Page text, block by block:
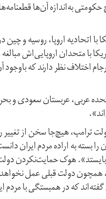
به‌اندازه‌ آن‌ها
اتحادیه اروپا، روسیه و چین
با متحدان اروپایی‌اش
اختلاف نظر دارند که باوجود
عربی، عربستان‌ سعودی و
ترامپ، هیچ‌جا سخن از تغییر
بسته به اراده مردم ایران
بایستد». هوک حمایت‌نکردن
همچون دولت قبلی عمل
در جریان اعتراضات دی‌ و بهمن‌ماه ۹۶ در ایران گفته‌اند که